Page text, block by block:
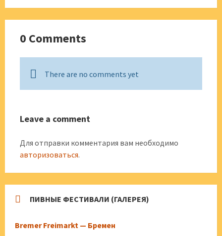
0 Comments
There are no comments yet
Leave a comment
Для отправки комментария вам необходимо
авторизоваться.
ПИВНЫЕ ФЕСТИВАЛИ (ГАЛЕРЕЯ)
Bremer Freimarkt — Бремен